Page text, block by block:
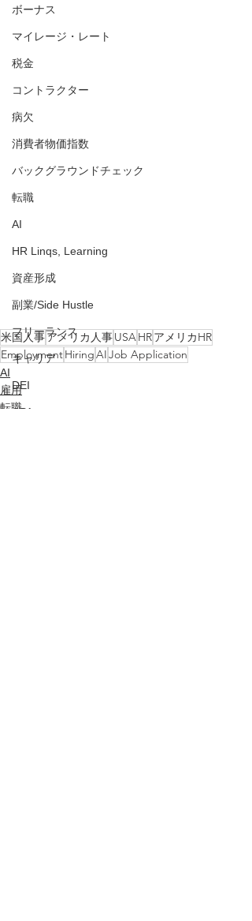
ボーナス
マイレージ・レート
税金
コントラクター
病欠
消費者物価指数
バックグラウンドチェック
転職
AI
HR Linqs, Learning
資産形成
副業/Side Hustle
フリーランス
キャリア
DEI
CPA
米国人事アメリカ人事USAHRアメリカHR
EmploymentHiringAIJob Application
AI
雇用
転職